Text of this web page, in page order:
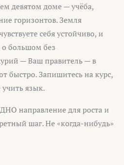
девятом доме — учёба,
горизонтов. Земля
себя устойчиво, и
о большом без
— Ваш правитель — в
быстро. Запишитесь на курс,
язык.
направление для роста и
шаг. Не «когда-нибудь»